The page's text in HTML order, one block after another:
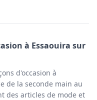
à Essaouira sur
d'occasion à
de la seconde main au
des articles de mode et